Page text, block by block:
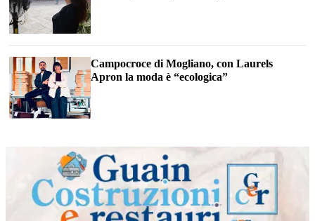
Campocroce di Mogliano, con Laurels
Apron la moda è “ecologica”